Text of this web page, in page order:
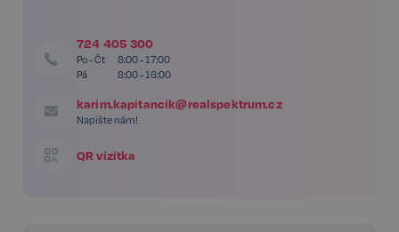
724 405 300
Po - Čt
8:00 - 17:00
Pá
8:00 - 16:00
karim.kapitancik@realspektrum.cz
Napište nám!
QR vizitka